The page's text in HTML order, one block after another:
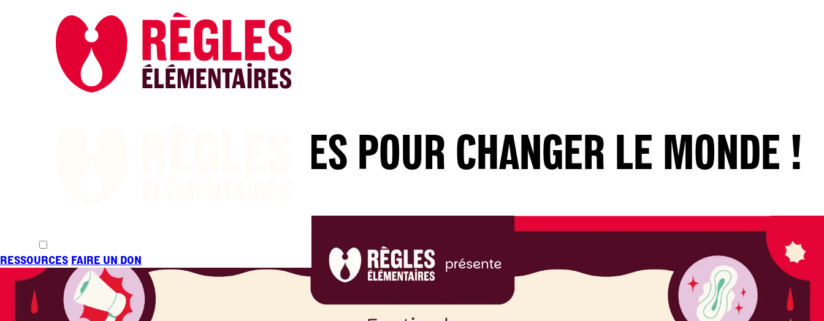
RESSOURCES FAIRE UN DON
CHANGER LES RÈGLES POUR CHANGER LE MONDE !